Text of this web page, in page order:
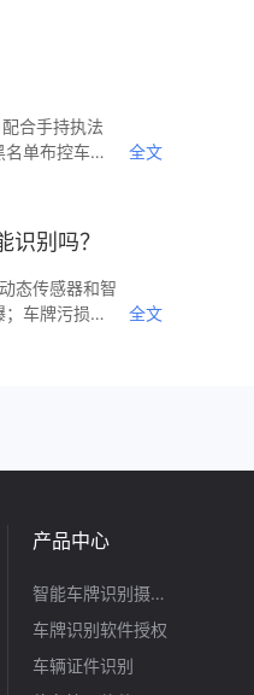
合手持执法
名单布控车
上传至指挥
全文
别吗？
态传感器和智
车牌污损模
全文
产品中心
智能车牌识别摄像机
车牌识别软件授权
车辆证件识别